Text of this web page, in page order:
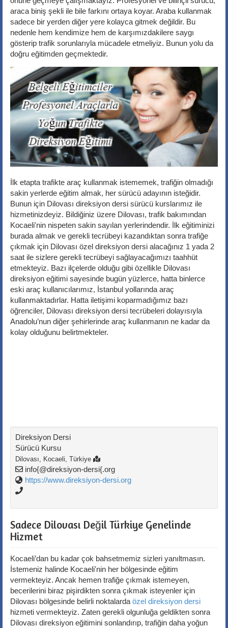
araca biniş şekli ile bile farkını ortaya koyar. Araba kullanmak
sadece bir yerden diğer yere kolayca gitmek değildir. Bu
nedenle hem kendimize hem de karşımızdakilere saygı
gösterip trafik sorunlarıyla mücadele etmeliyiz. Bunun yolu da
doğru eğitimden geçmektedir.
İlk etapta trafikte araç kullanmak istememek, trafiğin olmadığı
sakin yerlerde eğitim almak, her sürücü adayının isteğidir.
Bunun için Dilovası direksiyon dersi sürücü kurslarımız ile
hizmetinizdeyiz. Bildiğiniz üzere Dilovası, trafik bakımından
Kocaeli'nin nispeten sakin sayılan yerlerindendir. İlk eğitiminizi
burada almak ve gerekli tecrübeyi kazandıktan sonra trafiğe
çıkmak için Dilovası özel direksiyon dersi alacağınız 1 yada 2
saat ile sizlere gerekli tecrübeyi sağlayacağımızı taahhüt
etmekteyiz. Bazı ilçelerde olduğu gibi özellikle Dilovası
direksiyon eğitimi sayesinde bugün yüzlerce, hatta binlerce
eski araç kullanıcılarımız, İstanbul yollarında araç
kullanmaktadırlar. Hatta iletişimi koparmadığımız bazı
öğrenciler, Dilovası direksiyon dersi tecrübeleri dolayısıyla
Anadolu’nun diğer şehirlerinde araç kullanmanın ne kadar da
kolay olduğunu belirtmekteler.
Direksiyon Dersi
Sürücü Kursu
Dilovası Kocaeli , Türkiye
info{@direksiyon-dersi{.org
https://www.direksiyon-dersi.org
Sadece Dilovası Değil Türkiye Genelinde
Hizmet
Kocaeli’dan bu kadar çok bahsetmemiz sizleri yanıltmasın.
İstemeniz halinde Kocaeli'nin her bölgesinde eğitim
vermekteyiz. Ancak hemen trafiğe çıkmak istemeyen,
becerilerini biraz pişirdikten sonra çıkmak isteyenler için
Dilovası bölgesinde belirli noktalarda özel direksiyon dersi
hizmeti vermekteyiz. Zaten gerekli olgunluğa geldikten sonra
Dilovası direksiyon eğitimini sonlandırıp, trafiğin daha yoğun